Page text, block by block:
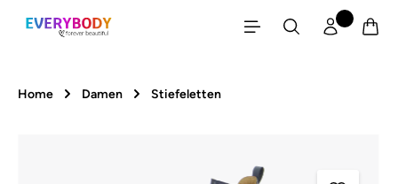
Zum Hauptinhalt springen
Home Damen Stiefeletten